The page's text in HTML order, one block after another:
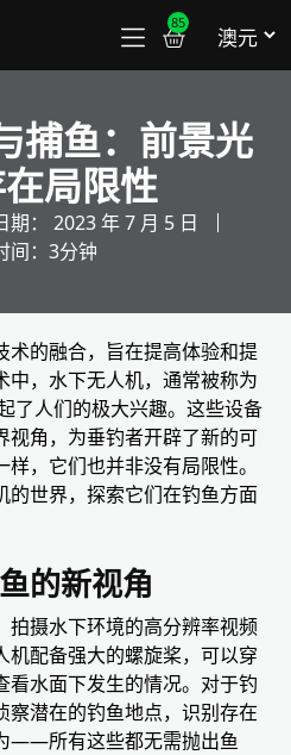
85
捕鱼：前景光
局限性
期： 2023 年 7 月 5 日
间：3分钟
术的融合，旨在提高体验和提
中，水下无人机，通常被称为
了人们的极大兴趣。这些设备
视角，为垂钓者开辟了新的可
，它们也并非没有局限性。
的世界，探索它们在钓鱼方面
的新视角
拍摄水下环境的高分辨率视频
机配备强大的螺旋桨，可以穿
看水面下发生的情况。对于钓
察潜在的钓鱼地点，识别存在
——所有这些都无需抛出鱼